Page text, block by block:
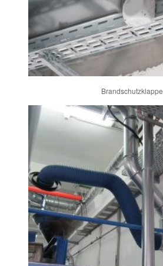
Brandschutzklappe